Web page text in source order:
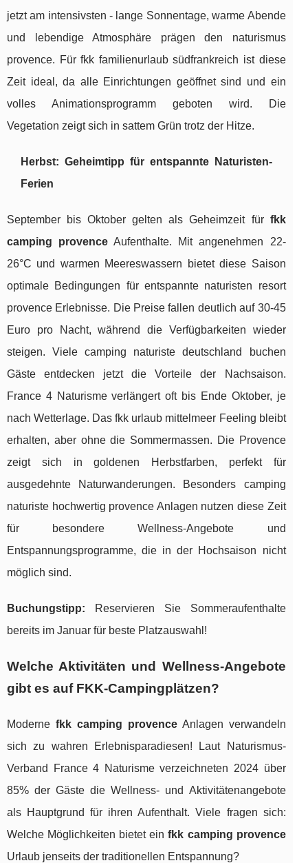
jetzt am intensivsten - lange Sonnentage, warme Abende
und lebendige Atmosphäre prägen den naturismus
provence. Für fkk familienurlaub südfrankreich ist diese
Zeit ideal, da alle Einrichtungen geöffnet sind und ein
volles Animationsprogramm geboten wird. Die
Vegetation zeigt sich in sattem Grün trotz der Hitze.
Herbst: Geheimtipp für entspannte Naturisten-
Ferien
September bis Oktober gelten als Geheimzeit für fkk
camping provence Aufenthalte. Mit angenehmen 22-
26°C und warmen Meereswassern bietet diese Saison
optimale Bedingungen für entspannte naturisten resort
provence Erlebnisse. Die Preise fallen deutlich auf 30-45
Euro pro Nacht, während die Verfügbarkeiten wieder
steigen. Viele camping naturiste deutschland buchen
Gäste entdecken jetzt die Vorteile der Nachsaison.
France 4 Naturisme verlängert oft bis Ende Oktober, je
nach Wetterlage. Das fkk urlaub mittelmeer Feeling bleibt
erhalten, aber ohne die Sommermassen. Die Provence
zeigt sich in goldenen Herbstfarben, perfekt für
ausgedehnte Naturwanderungen. Besonders camping
naturiste hochwertig provence Anlagen nutzen diese Zeit
für besondere Wellness-Angebote und
Entspannungsprogramme, die in der Hochsaison nicht
möglich sind.
Buchungstipp: Reservieren Sie Sommeraufenthalte
bereits im Januar für beste Platzauswahl!
Welche Aktivitäten und Wellness-Angebote
gibt es auf FKK-Campingplätzen?
Moderne fkk camping provenceAnlagen verwandeln
sich zu wahren Erlebnisparadiesen! Laut Naturismus-
Verband France 4 Naturisme verzeichneten 2024 über
85% der Gäste die Wellness- und Aktivitätenangebote
als Hauptgrund für ihren Aufenthalt. Viele fragen sich:
Welche Möglichkeiten bietet einfkk camping provence
Urlaub jenseits der traditionellen Entspannung?